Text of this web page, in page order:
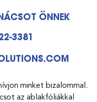
ÖNNEK
3381
minket bizalommal.
az ablakfóliákkal